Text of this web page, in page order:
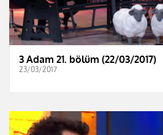
3 Adam 21. bölüm (22/03/2017)
23/03/2017